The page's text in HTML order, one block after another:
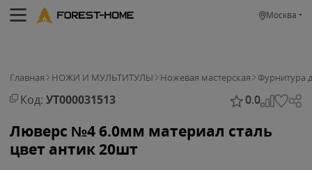
Москва
Главная НОЖИ И МУЛЬТИТУЛЫ Ножевая мастерская Фурнитура
Код: УТ000031513 0.0
Люверс №4 6.0мм материал сталь
цвет антик 20шт